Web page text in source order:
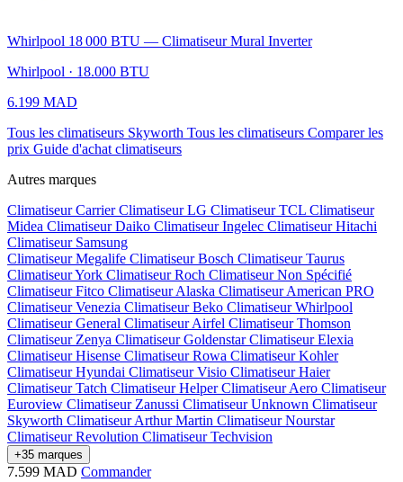
Whirlpool 18 000 BTU — Climatiseur Mural Inverter
Whirlpool · 18.000 BTU
6.199 MAD
Tous les climatiseurs Skyworth Tous les climatiseurs Comparer les
prix Guide d'achat climatiseurs
Autres marques
Climatiseur CarrierClimatiseur LG Climatiseur TCL Climatiseur
Midea Climatiseur Daiko Climatiseur Ingelec Climatiseur Hitachi
Climatiseur Samsung
Climatiseur Megalife Climatiseur Bosch Climatiseur Taurus
Climatiseur York Climatiseur Roch Climatiseur Non Spécifié
Climatiseur Fitco Climatiseur Alaska Climatiseur American PRO
Climatiseur Venezia Climatiseur Beko Climatiseur Whirlpool
Climatiseur General Climatiseur Airfel Climatiseur Thomson
Climatiseur Zenya Climatiseur GoldenstarClimatiseur Elexia
Climatiseur Hisense Climatiseur Rowa Climatiseur Kohler
Climatiseur Hyundai Climatiseur Visio Climatiseur Haier
Climatiseur Tatch Climatiseur HelperClimatiseur Aero Climatiseur
Euroview Climatiseur Zanussi Climatiseur Unknown Climatiseur
Skyworth Climatiseur Arthur Martin Climatiseur Nourstar
Climatiseur Revolution Climatiseur Techvision
+35 marques
7.599 MAD Commander